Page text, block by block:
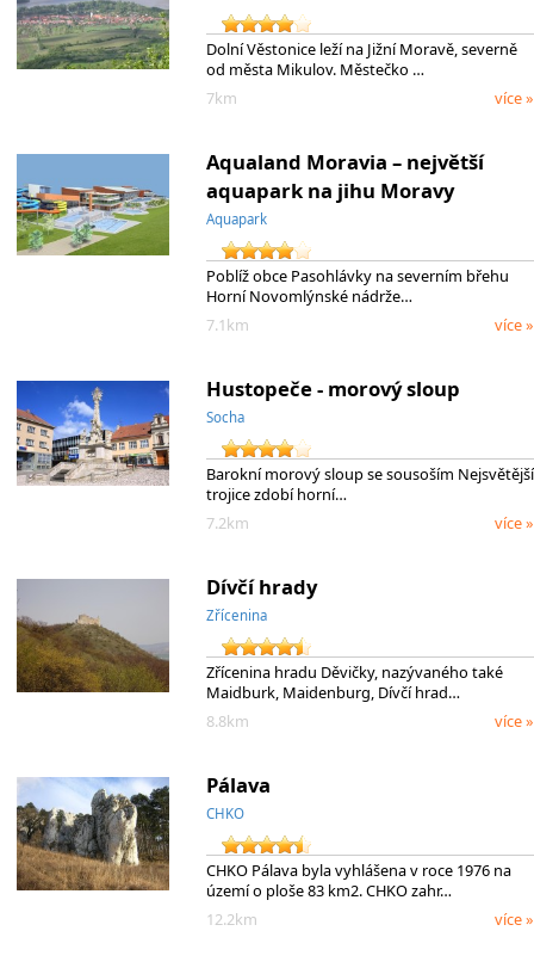
Dolní Věstonice leží na Jižní Moravě, severně
od města Mikulov. Městečko …
7km
více »
Aqualand Moravia – největší
aquapark na jihu Moravy
Aquapark
Poblíž obce Pasohlávky na severním břehu
Horní Novomlýnské nádrže…
7.1km
více »
Hustopeče - morový sloup
Socha
Barokní morový sloup se sousoším Nejsvětější
trojice zdobí horní…
7.2km
více »
Dívčí hrady
Zřícenina
Zřícenina hradu Děvičky, nazývaného také
Maidburk, Maidenburg, Dívčí hrad…
8.8km
více »
Pálava
CHKO
CHKO Pálava byla vyhlášena v roce 1976 na
území o ploše 83 km2. CHKO zahr…
12.2km
více »